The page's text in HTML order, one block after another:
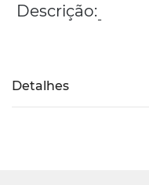
Descrição:-
Detalhes